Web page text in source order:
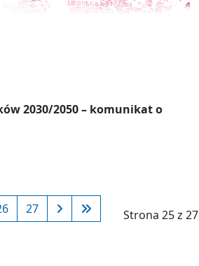
2030/2050 – komunikat o
Strona 25 z 27
27